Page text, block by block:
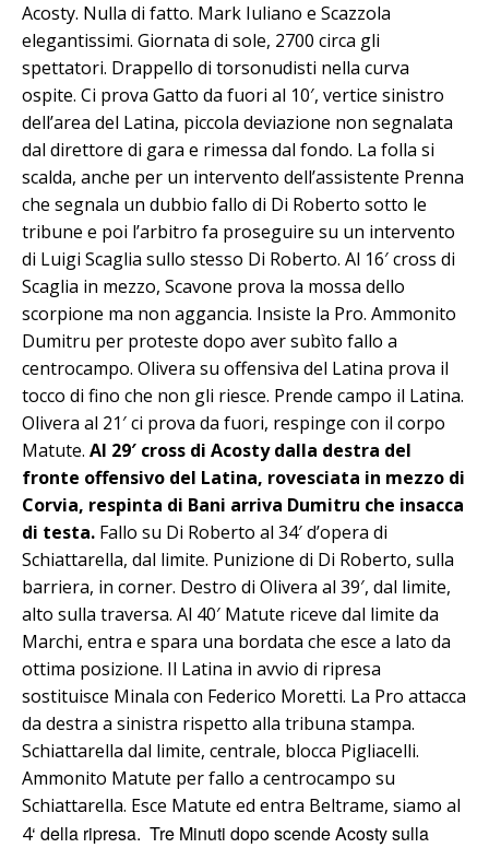
Acosty. Nulla di fatto. Mark Iuliano e Scazzola
elegantissimi. Giornata di sole, 2700 circa gli
spettatori. Drappello di torsonudisti nella curva
ospite. Ci prova Gatto da fuori al 10′, vertice sinistro
dell’area del Latina, piccola deviazione non segnalata
dal direttore di gara e rimessa dal fondo. La folla si
scalda, anche per un intervento dell’assistente Prenna
che segnala un dubbio fallo di Di Roberto sotto le
tribune e poi l’arbitro fa proseguire su un intervento
di Luigi Scaglia sullo stesso Di Roberto. Al 16′ cross di
Scaglia in mezzo, Scavone prova la mossa dello
scorpione ma non aggancia. Insiste la Pro. Ammonito
Dumitru per proteste dopo aver subìto fallo a
centrocampo. Olivera su offensiva del Latina prova il
tocco di fino che non gli riesce. Prende campo il Latina.
Olivera al 21′ ci prova da fuori, respinge con il corpo
Matute. Al 29′ cross di Acosty dalla destra del
fronte offensivo del Latina, rovesciata in mezzo di
Corvia, respinta di Bani arriva Dumitru che insacca
di testa. Fallo su Di Roberto al 34′ d’opera di
Schiattarella, dal limite. Punizione di Di Roberto, sulla
barriera, in corner. Destro di Olivera al 39′, dal limite,
alto sulla traversa. Al 40′ Matute riceve dal limite da
Marchi, entra e spara una bordata che esce a lato da
ottima posizione. Il Latina in avvio di ripresa
sostituisce Minala con Federico Moretti. La Pro attacca
da destra a sinistra rispetto alla tribuna stampa.
Schiattarella dal limite, centrale, blocca Pigliacelli.
Ammonito Matute per fallo a centrocampo su
Schiattarella. Esce Matute ed entra Beltrame, siamo al
4‘ della ripresa. Tre Minuti dopo scende Acosty sulla